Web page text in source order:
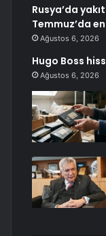
Rusya’da
Temmuz’da
Ağustos 6, 2026
Hugo Boss
Ağustos 6, 2026